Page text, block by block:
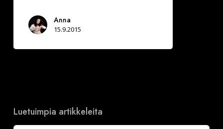
Anna
15.9.2015
Luetuimpia artikkeleita